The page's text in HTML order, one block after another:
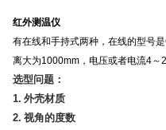
红外测温仪
有在线和手持式两种，在线的型号是
离大为1000mm ，电压或者电流4～
选型问题：
1. 外壳材质
2. 视角的度数